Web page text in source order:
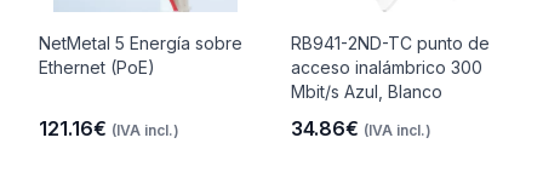
NetMetal 5 Energía sobre
Ethernet (PoE)
121.16€ (IVA incl.)
RB941-2ND-TC punto de
acceso inalámbrico 300
Mbit/s Azul, Blanco
34.86€ (IVA incl.)